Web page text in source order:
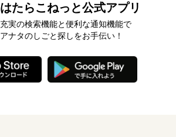
はたらこねっと公式アプリ
充実の検索機能と便利な通知機能で
アナタのしごと探しをお手伝い！